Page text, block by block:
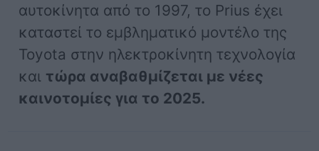
αυτοκίνητα από το 1997, το Prius έχει
καταστεί το εμβληματικό μοντέλο της
Toyota στην ηλεκτροκίνητη τεχνολογία
και τώρα αναβαθμίζεται με νέες
καινοτομίες για το 2025.